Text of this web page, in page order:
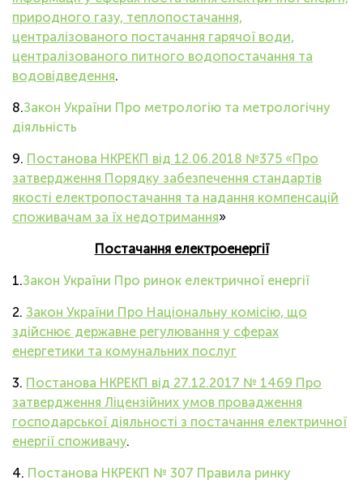
природного газу, теплопостачання,
централізованого постачання гарячої води,
централізованого питного водопостачання та
водовідведення.
8.Закон України Про метрологію та метрологічну
діяльність
9. Постанова НКРЕКП від 12.06.2018 №375 «Про
затвердження Порядку забезпечення стандартів
якості електропостачання та надання компенсацій
споживачам за їх недотримання»
Постачання електроенергії
1.Закон України Про ринок електричної енергії
2. Закон України Про Національну комісію, що
здійснює державне регулювання у сферах
енергетики та комунальних послуг
3. Постанова НКРЕКП від 27.12.2017 № 1469 Про
затвердження Ліцензійних умов провадження
господарської діяльності з постачання електричної
енергії споживачу.
4. Постанова НКРЕКП № 307 Правила ринку